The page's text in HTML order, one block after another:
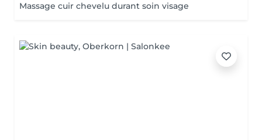
Massage cuir chevelu durant soin visage